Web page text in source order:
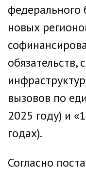
новых
обязательств,
вызовов по
2025 году) и
годах).
Согласно